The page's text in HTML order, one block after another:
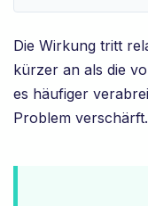
Die Wirkung tritt
kürzer an als die
es häufiger
Problem verschärft.